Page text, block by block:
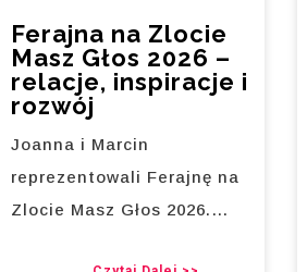
Ferajna na Zlocie
Masz Głos 2026 –
relacje, inspiracje i
rozwój
Joanna i Marcin
reprezentowali Ferajnę na
Zlocie Masz Głos 2026.…